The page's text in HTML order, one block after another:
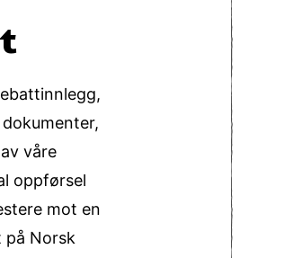
våre
oppførsel
mot en
Norsk